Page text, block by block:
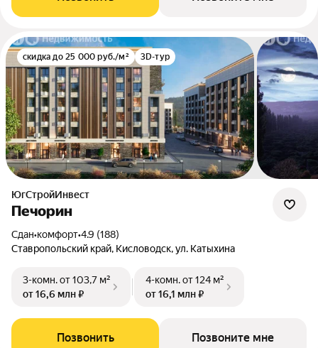
скидка до 25 000 руб./м² 3D-тур
ЮгСтройИнвест
Печорин
Сдан•комфорт•4.9 (188)
Ставропольский край, Кисловодск, ул. Катыхина
3-комн.от 103,7 м²
от 16,6 млн ₽
4-комн.от 124 м²
от 16,1 млн ₽
Позвонить Позвоните мне